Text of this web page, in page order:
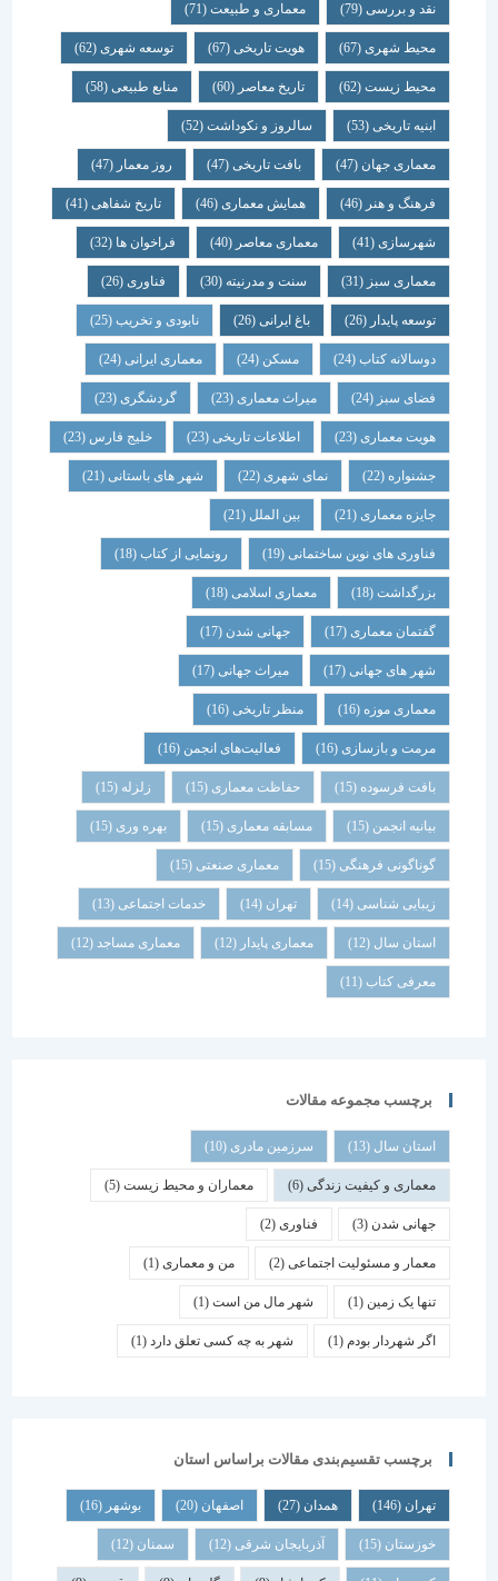
نقد و بررسی (79) معماری و طبیعت (71)
محیط شهری(67) هویت تاریخی(67) توسعه شهری(62)
محیط زیست(62) تاریخ معاصر(60) منابع طبیعی(58)
ابنیه تاریخی(53) سالروز و نکوداشت(52)
معماری جهان (47) بافت تاریخی(47) روز معمار(47)
فرهنگ و هنر(46) همایش معماری (46) تاریخ شفاهی (41)
شهرسازی(41) معماری معاصر(40) فراخوان ها (32)
معماری سبز(31) سنت و مدرنیته(30) فناوری (26)
توسعه پایدار(26) باغ ایرانی(26) نابودی و تخریب(25)
دوسالانه کتاب(24) مسکن (24) معماری ایرانی(24)
فضای سبز(24) میراث معماری (23) گردشگری (23)
هویت معماری (23) اطلاعات تاریخی(23) خلیج فارس(23)
جشنواره(22) نمای شهری(22) شهر های باستانی (21)
جایزه معماری (21) بین الملل(21)
فناوری های نوین ساختمانی(19) رونمایی از کتاب (18)
بزرگداشت (18) معماری اسلامی(18)
گفتمان معماری (17) جهانی شدن(17)
شهر های جهانی(17) میراث جهانی(17)
معماری موزه(16) منظر تاریخی (16)
مرمت و بازسازی(16) فعالیت‌های انجمن(16)
بافت فرسوده (15) حفاظت معماری (15) زلزله
بیانیه انجمن(15) مسابقه معماری (15) بهره وری(15)
گوناگونی فرهنگی (15) معماری صنعتی(15)
زیبایی شناسی (14) تهران خدمات اجتماعی (13)
استان سال(12) معماری پایدار (12) معماری مساجد(12)
معرفی کتاب(11)
برچسب مجموعه مقالات
استان سال(13) سرزمین مادری(10)
معماری و کیفیت زندگی(6) معماران و محیط زیست(5)
جهانی شدن(3) فناوری (2)
معمار و مسئولیت اجتماعی (2) من و معماری (1)
تنها یک زمین(1) شهر مال من است(1)
اگر شهردار بودم (1) شهر به چه کسی تعلق دارد(1)
برچسب تقسیم‌بندی مقالات براساس استان
همدان اصفهان (20) بوشهر
خوزستان(15) آذربایجان شرقی(12) سمنان (12)